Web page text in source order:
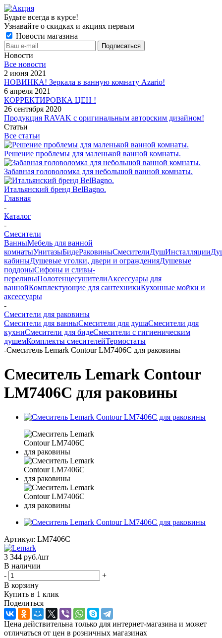
Будьте всегда в курсе!
Узнавайте о скидках и акциях первым
Новости магазина
Новости
Все новости
2 июня 2021
НОВИНКА! Зеркала в ванную комнату Azario!
6 апреля 2021
КОРРЕКТИРОВКА ЦЕН !
26 сентября 2020
Продукция RAVAK с оригинальным авторским дизайном!
Статьи
Все статьи
Решение проблемы для маленькой ванной комнаты.
Забавная головоломка для небольшой ванной комнаты.
Итальянский бренд BelBagno.
Главная
-
Каталог
-
Смесители
ВанныМебель для ванной
комнатыУнитазыБидеРаковиныСмесителиДушИнсталляции
кабиныДушевые уголки, двери и огражденияДушевые
поддоныСифоны и сливы-
переливыПолотенцесушителиАксессуары для
ваннойКомплектующие для сантехникиКухонные мойки и
аксессуары
-
Смесители для раковины
Смесители для ванныСмесители для душаСмесители для
кухниСмесители для бидеСмесители с гигиеническим
душемКомплекты смесителейТермостаты
-Смеситель Lemark Contour LM7406C для раковины
Смеситель Lemark Contour
LM7406C для раковины
Артикул: LM7406C
3 344 руб./шт
В наличии
-
+
В корзину
Купить в 1 клик
Поделиться
Цена действительна только для интернет-магазина и может
отличаться от цен в розничных магазинах